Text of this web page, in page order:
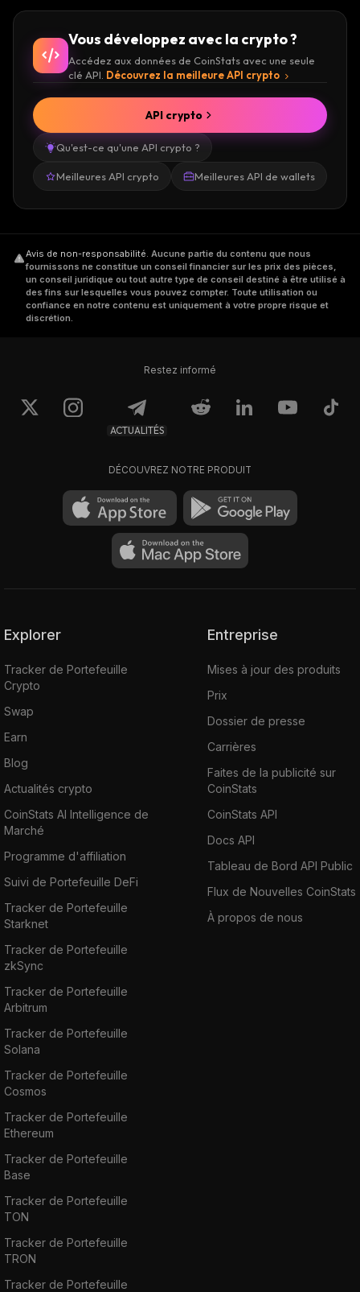
Vous développez avec la crypto ?
Accédez aux données de CoinStats avec une seule
clé API. Découvrez la meilleure API crypto
Qu'est-ce qu'une API crypto ?
Meilleures API crypto Meilleures API de wallets
API crypto
Avis de non-responsabilité. Aucune partie du contenu que nous
fournissons ne constitue un conseil financier sur les prix des pièces,
un conseil juridique ou tout autre type de conseil destiné à être utilisé à
des fins sur lesquelles vous pouvez compter. Toute utilisation ou
confiance en notre contenu est uniquement à votre propre risque et
discrétion.
Restez informé
ACTUALITÉS
DÉCOUVREZ NOTRE PRODUIT
Explorer
Tracker de Portefeuille
Crypto
Swap
Earn
Blog
Actualités crypto
CoinStats AI Intelligence de
Marché
Programme d'affiliation
Suivi de Portefeuille DeFi
Tracker de Portefeuille
Starknet
Tracker de Portefeuille
zkSync
Tracker de Portefeuille
Arbitrum
Tracker de Portefeuille
Solana
Tracker de Portefeuille
Cosmos
Tracker de Portefeuille
Ethereum
Tracker de Portefeuille
Base
Tracker de Portefeuille
TON
Tracker de Portefeuille
TRON
Tracker de Portefeuille
Entreprise
Mises à jour des produits
Prix
Dossier de presse
Carrières
Faites de la publicité sur
CoinStats
CoinStats API
Docs API
Tableau de Bord API Public
Flux de Nouvelles CoinStats
À propos de nous